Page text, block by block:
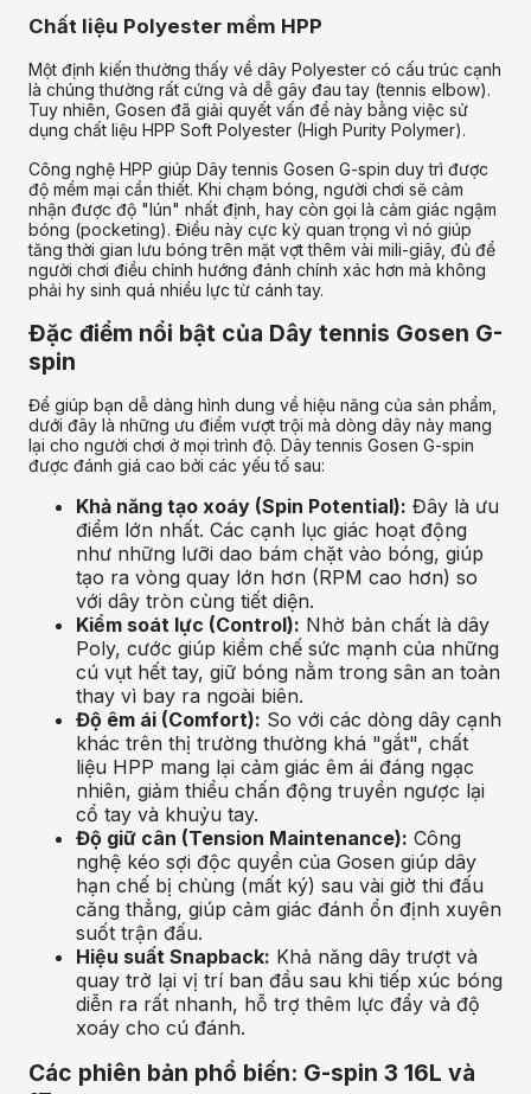
Chất liệu Polyester mềm HPP
Một định kiến thường thấy về dây Polyester có cấu trúc cạnh
là chúng thường rất cứng và dễ gây đau tay (tennis elbow).
Tuy nhiên, Gosen đã giải quyết vấn đề này bằng việc sử
dụng chất liệu HPP Soft Polyester (High Purity Polymer).
Công nghệ HPP giúp Dây tennis Gosen G-spin duy trì được
độ mềm mại cần thiết. Khi chạm bóng, người chơi sẽ cảm
nhận được độ "lún" nhất định, hay còn gọi là cảm giác ngậm
bóng (pocketing). Điều này cực kỳ quan trọng vì nó giúp
tăng thời gian lưu bóng trên mặt vợt thêm vài mili-giây, đủ để
người chơi điều chỉnh hướng đánh chính xác hơn mà không
phải hy sinh quá nhiều lực từ cánh tay.
Đặc điểm nổi bật của Dây tennis Gosen G-
spin
Để giúp bạn dễ dàng hình dung về hiệu năng của sản phẩm,
dưới đây là những ưu điểm vượt trội mà dòng dây này mang
lại cho người chơi ở mọi trình độ. Dây tennis Gosen G-spin
được đánh giá cao bởi các yếu tố sau:
Khả năng tạo xoáy (Spin Potential): Đây là ưu
điểm lớn nhất. Các cạnh lục giác hoạt động
như những lưỡi dao bám chặt vào bóng, giúp
tạo ra vòng quay lớn hơn (RPM cao hơn) so
với dây tròn cùng tiết diện.
Kiểm soát lực (Control): Nhờ bản chất là dây
Poly, cước giúp kiềm chế sức mạnh của những
cú vụt hết tay, giữ bóng nằm trong sân an toàn
thay vì bay ra ngoài biên.
Độ êm ái (Comfort): So với các dòng dây cạnh
khác trên thị trường thường khá "gắt", chất
liệu HPP mang lại cảm giác êm ái đáng ngạc
nhiên, giảm thiểu chấn động truyền ngược lại
cổ tay và khuỷu tay.
Độ giữ cân (Tension Maintenance): Công
nghệ kéo sợi độc quyền của Gosen giúp dây
hạn chế bị chùng (mất ký) sau vài giờ thi đấu
căng thẳng, giúp cảm giác đánh ổn định xuyên
suốt trận đấu.
Hiệu suất Snapback: Khả năng dây trượt và
quay trở lại vị trí ban đầu sau khi tiếp xúc bóng
diễn ra rất nhanh, hỗ trợ thêm lực đẩy và độ
xoáy cho cú đánh.
Các phiên bản phổ biến: G-spin 3 16L và